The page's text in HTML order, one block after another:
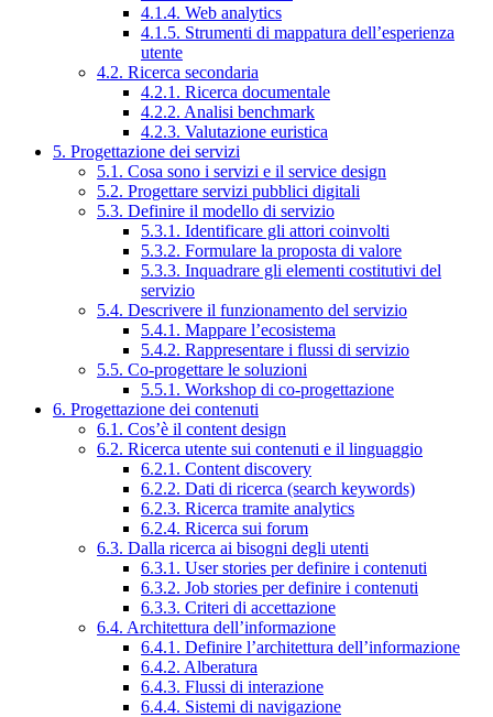
4.1.4. Web analytics
4.1.5. Strumenti di mappatura dell’esperienza
utente
4.2. Ricerca secondaria
4.2.1. Ricerca documentale
4.2.2. Analisi benchmark
4.2.3. Valutazione euristica
5. Progettazione dei servizi
5.1. Cosa sono i servizi e il service design
5.2. Progettare servizi pubblici digitali
5.3. Definire il modello di servizio
5.3.1. Identificare gli attori coinvolti
5.3.2. Formulare la proposta di valore
5.3.3. Inquadrare gli elementi costitutivi del
servizio
5.4. Descrivere il funzionamento del servizio
5.4.1. Mappare l’ecosistema
5.4.2. Rappresentare i flussi di servizio
5.5. Co-progettare le soluzioni
5.5.1. Workshop di co-progettazione
6. Progettazione dei contenuti
6.1. Cos’è il content design
6.2. Ricerca utente sui contenuti e il linguaggio
6.2.1. Content discovery
6.2.2. Dati di ricerca (search keywords)
6.2.3. Ricerca tramite analytics
6.2.4. Ricerca sui forum
6.3. Dalla ricerca ai bisogni degli utenti
6.3.1. User stories per definire i contenuti
6.3.2. Job stories per definire i contenuti
6.3.3. Criteri di accettazione
6.4. Architettura dell’informazione
6.4.1. Definire l’architettura dell’informazione
6.4.2. Alberatura
6.4.3. Flussi di interazione
6.4.4. Sistemi di navigazione